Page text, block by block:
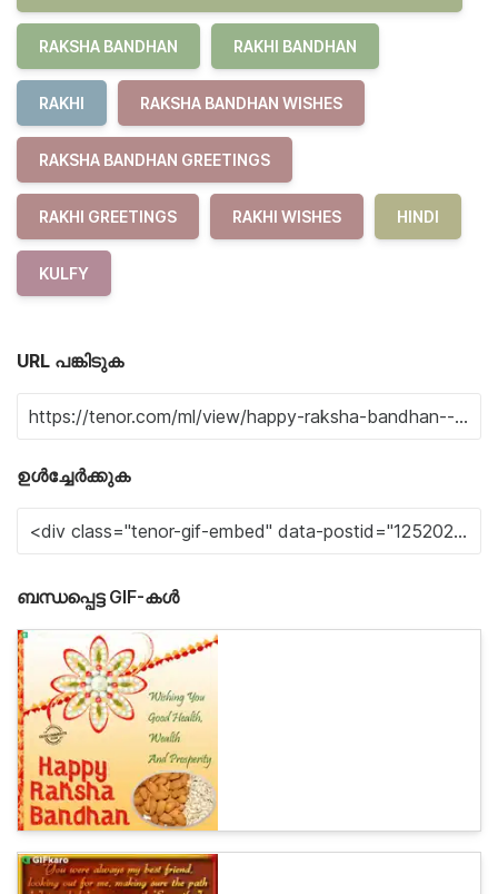
RAKSHA BANDHAN RAKHI BANDHAN
RAKHI RAKSHA BANDHAN WISHES
RAKSHA BANDHAN GREETINGS
RAKHI GREETINGS RAKHI WISHES HINDI
KULFY
URL പങ്കിടുക
ഉൾച്ചേർക്കുക
ബന്ധപ്പെട്ട GIF-കൾ